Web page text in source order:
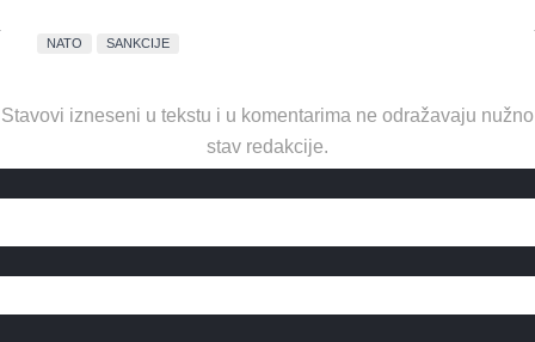
NATO SANKCIJE
Stavovi izneseni u tekstu i u komentarima ne odražavaju nužno
stav redakcije.